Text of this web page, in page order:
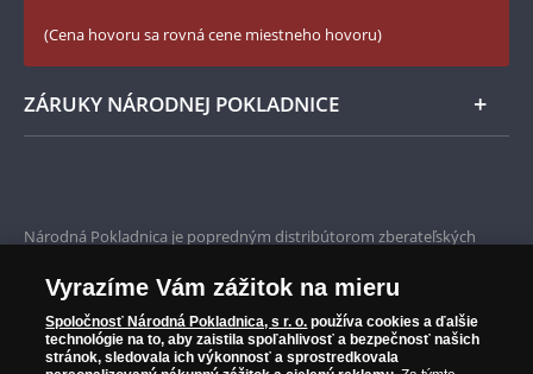
(Cena hovoru sa rovná cene miestneho hovoru)
ZÁRUKY NÁRODNEJ POKLADNICE
Iba originálne produkty
Národná Pokladnica je popredným distribútorom zberateľských
od roku 2010.
Národná Pokladnica je oficiálnym distribútorom numizmatických
emisií z viac ako 50 krajín, vrátane známych mincovní a emitentov
ako je Britská kráľovská mincovňa, Kráľovská kanadská mincovňa,
Parížska mincovňa, Nórska mincovňa, Fínska mincovňa alebo
Vyrazíme Vám zážitok na mieru
Spoločnosť Národná Pokladnica, s r. o. používa cookies a ďalšie
technológie na to, aby zaistila spoľahlivosť a bezpečnosť našich
stránok, sledovala ich výkonnosť a sprostredkovala